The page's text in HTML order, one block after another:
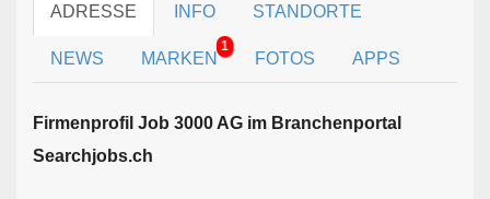
ADRESSE INFO STANDORTE
NEWS MARKEN
1
FOTOS APPS
Firmen­profil Job 3000 AG im Branchen­portal
Searchjobs.ch